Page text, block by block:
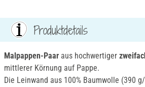
Produktdetails
Malpappen-Paar aus hochwertiger
mittlerer Körnung auf Pappe.
Die Leinwand aus 100% Baumwolle (390